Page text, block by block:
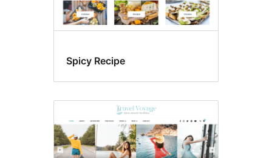
Spicy Recipe